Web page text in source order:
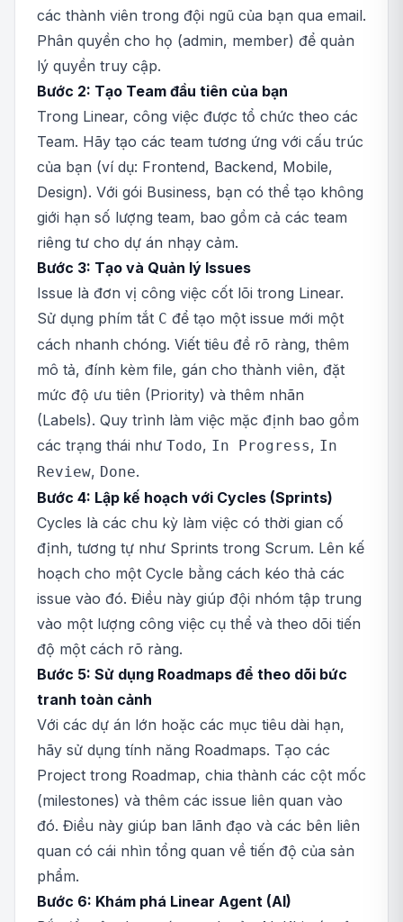
các thành viên trong đội ngũ của bạn qua email.
Phân quyền cho họ (admin, member) để quản
lý quyền truy cập.
Bước 2: Tạo Team đầu tiên của bạn
Trong Linear, công việc được tổ chức theo các
Team. Hãy tạo các team tương ứng với cấu trúc
của bạn (ví dụ: Frontend, Backend, Mobile,
Design). Với gói Business, bạn có thể tạo không
giới hạn số lượng team, bao gồm cả các team
riêng tư cho dự án nhạy cảm.
Bước 3: Tạo và Quản lý Issues
Issue là đơn vị công việc cốt lõi trong Linear.
Sử dụng phím tắt C để tạo một issue mới một
cách nhanh chóng. Viết tiêu đề rõ ràng, thêm
mô tả, đính kèm file, gán cho thành viên, đặt
mức độ ưu tiên (Priority) và thêm nhãn
(Labels). Quy trình làm việc mặc định bao gồm
các trạng thái như Todo, In Progress, In
Review, Done.
Bước 4: Lập kế hoạch với Cycles (Sprints)
Cycles là các chu kỳ làm việc có thời gian cố
định, tương tự như Sprints trong Scrum. Lên kế
hoạch cho một Cycle bằng cách kéo thả các
issue vào đó. Điều này giúp đội nhóm tập trung
vào một lượng công việc cụ thể và theo dõi tiến
độ một cách rõ ràng.
Bước 5: Sử dụng Roadmaps để theo dõi bức
tranh toàn cảnh
Với các dự án lớn hoặc các mục tiêu dài hạn,
hãy sử dụng tính năng Roadmaps. Tạo các
Project trong Roadmap, chia thành các cột mốc
(milestones) và thêm các issue liên quan vào
đó. Điều này giúp ban lãnh đạo và các bên liên
quan có cái nhìn tổng quan về tiến độ của sản
phẩm.
Bước 6: Khám phá Linear Agent (AI)